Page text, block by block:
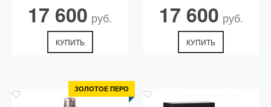
17 600 руб.
КУПИТЬ
17 600 руб.
КУПИТЬ
ЗОЛОТОЕ ПЕРО